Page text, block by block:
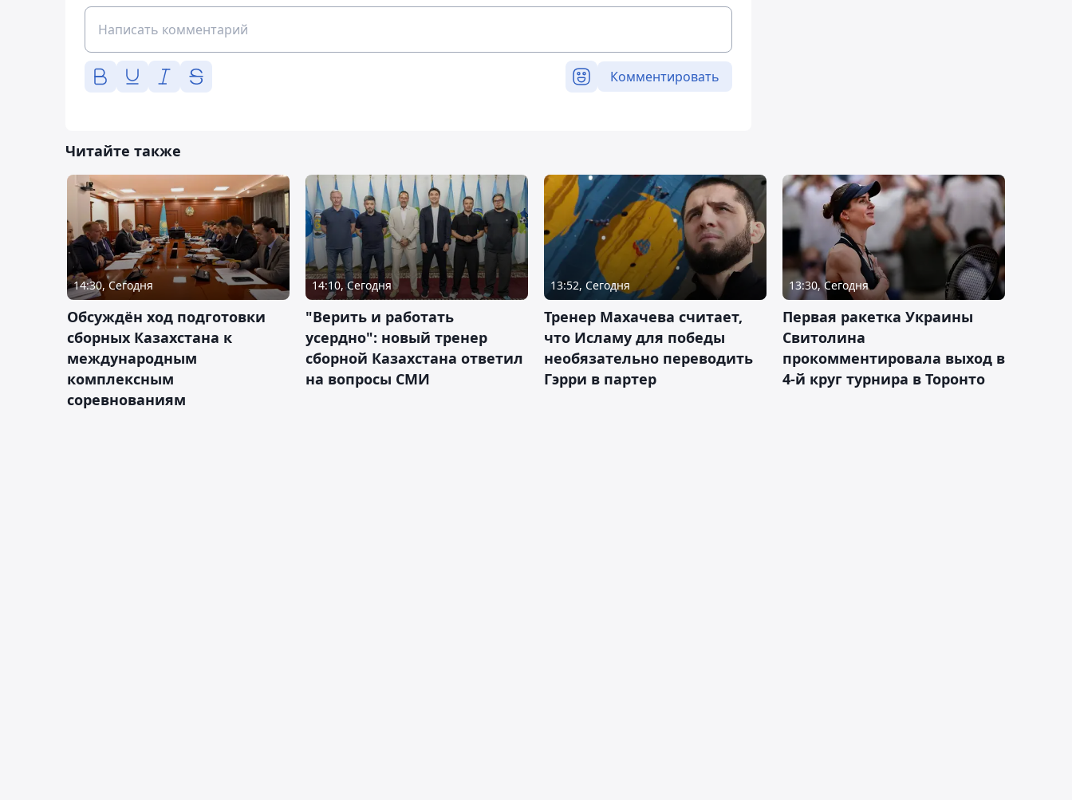
Комментировать
Читайте также
14:30, Сегодня
Обсуждён ход подготовки
сборных Казахстана к
международным
комплексным
соревнованиям
14:10, Сегодня
"Верить и работать
усердно": новый тренер
сборной Казахстана ответил
на вопросы СМИ
13:52, Сегодня
Тренер Махачева считает,
что Исламу для победы
необязательно переводить
Гэрри в партер
13:30, Сегодня
Первая ракетка Украины
Свитолина
прокомментировала выход в
4-й круг турнира в Торонто